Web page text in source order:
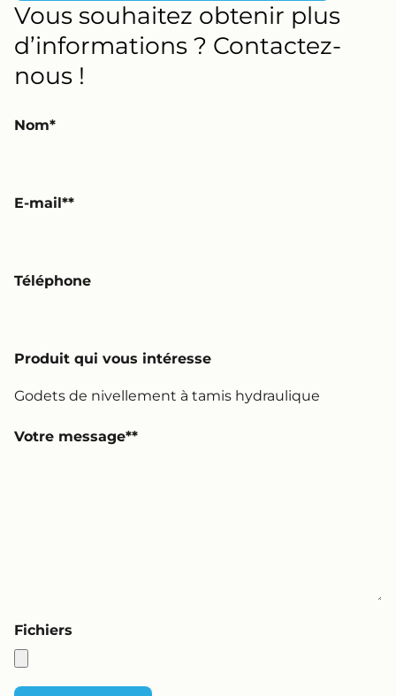
Vous souhaitez obtenir plus
d’informations ? Contactez-
nous !
Nom
E-mail*
Téléphone
Produit qui vous intéresse
Votre message*
Fichiers